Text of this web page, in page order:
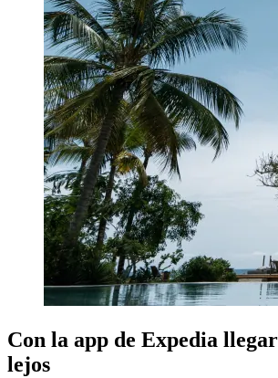
Con la app de Expedia
lejos